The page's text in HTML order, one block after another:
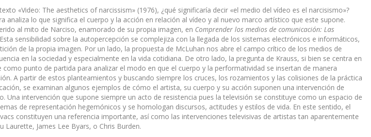
«Video: The aesthetics of narcissism» (1976), ¿qué significaría decir «el medio del vídeo es el narcisismo»?
analiza lo que significa el cuerpo y la acción en relación al vídeo y al nuevo marco artístico que este supone.
al mito de Narciso, enamorado de su propia imagen, en Comprender los medios de comunicación: Las
sensibilidad sobre la autopercepción se complejiza con la llegada de los sistemas electrónicos e informáticos,
de la propia imagen. Por un lado, la propuesta de McLuhan nos abre el campo crítico de los medios de
en la sociedad y especialmente en la vida cotidiana. De otro lado, la pregunta de Krauss, si bien se centra en
punto de partida para analizar el modo en que el cuerpo y la performatividad se insertan de manera
A partir de estos planteamientos y buscando siempre los cruces, los rozamientos y las colisiones de la práctica
se examinan algunos ejemplos de cómo el artista, su cuerpo y su acción suponen una intervención de
Una intervención que supone siempre un acto de resistencia pues la televisión se constituye como un espacio de
de representación hegemónicos y se homologan discursos, actitudes y estilos de vida. En este sentido, el
constituyen una referencia importante, así como las intervenciones televisivas de artistas tan aparentemente
Laurette, James Lee Byars, o Chris Burden.